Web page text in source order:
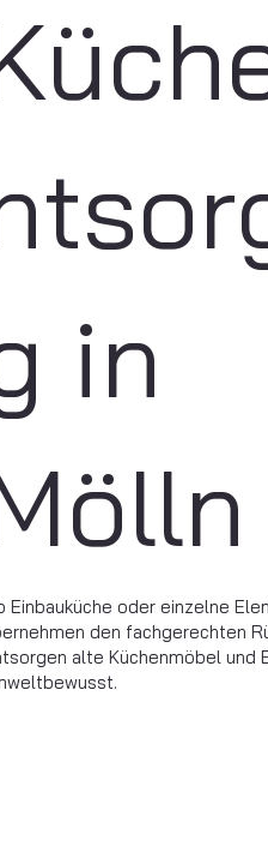
in
Einbauküche oder einzelne
den fachgerechten
alte Küchenmöbel und